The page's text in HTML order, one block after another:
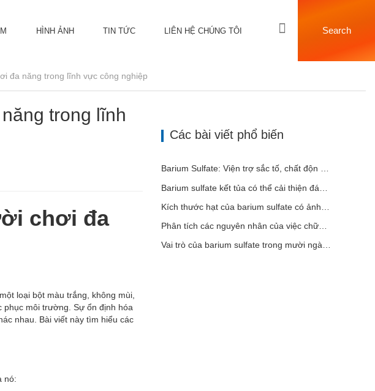
HÌNH ẢNH TIN TỨC LIÊN HỆ CHÚNG TÔI Search
đa năng trong lĩnh vực công nghiệp
trong lĩnh
chơi đa
loại bột màu trắng, không mùi,
phục môi trường. Sự ổn định hóa
nhau. Bài viết này tìm hiểu các
nó:
Các bài viết phổ biến
Barium Sulfate: Viện trợ sắc tố, chất độn và chất tăng cường trong nhiều ngành công nghiệp
Phân tích các nguyên nhân của việc chữa bệnh bột kém
Vai trò của barium sulfate trong mười ngành công nghiệp chính